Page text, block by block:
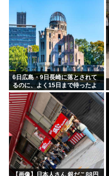
6日広島・9日長崎に落とされて
るのに、よく15日まで待ったよ
な
【画像】日本人さん 銀だこ88円